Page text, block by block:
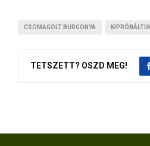
CSOMAGOLT BURGONYA
TETSZETT? OSZD MEG!